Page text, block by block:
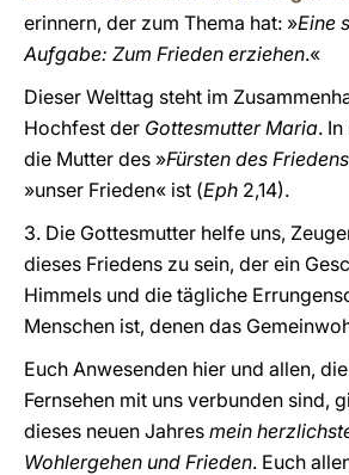
erinnern, der zum Thema hat: »Eine
Aufgabe: Zum Frieden erziehen.«
Dieser Welttag steht im
Hochfest der Gottesmutter Maria.
die Mutter des »Fürsten des Friedens
»unser Frieden« ist (Eph 2,14).
3. Die Gottesmutter helfe uns,
dieses Friedens zu sein, der ein
Himmels und die tägliche
Menschen ist, denen das
Euch Anwesenden hier und allen,
Fernsehen mit uns verbunden sind,
dieses neuen Jahres mein
Wohlergehen und Frieden. Euch